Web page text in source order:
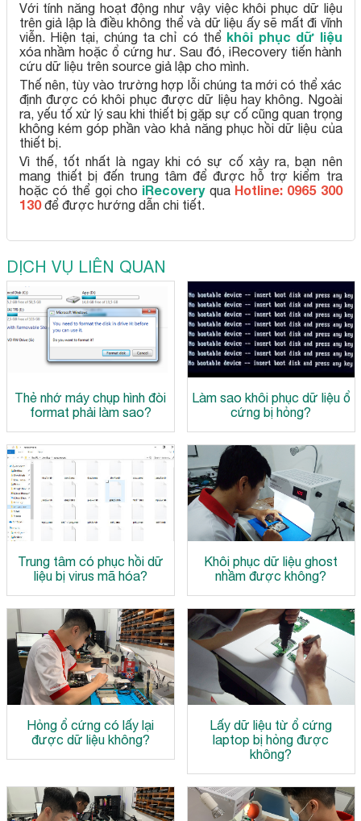
Với tính năng hoạt động như vậy việc khôi phục dữ liệu
trên giả lập là điều không thể và dữ liệu ấy sẽ mất đi vĩnh
viễn. Hiện tại, chúng ta chỉ có thể khôi phục dữ liệu
xóa nhầm hoặc ổ cứng hư. Sau đó, iRecovery tiến hành
cứu dữ liệu trên source giả lập cho mình.
Thế nên, tùy vào trường hợp lỗi chúng ta mới có thể xác
định được có khôi phục được dữ liệu hay không. Ngoài
ra, yếu tố xử lý sau khi thiết bị gặp sự cố cũng quan trọng
không kém góp phần vào khả năng phục hồi dữ liệu của
thiết bị.
Vì thế, tốt nhất là ngay khi có sự cố xảy ra, bạn nên
mang thiết bị đến trung tâm để được hỗ trợ kiểm tra
hoặc có thể gọi cho iRecovery qua Hotline: 0965 300
130để được hướng dẫn chi tiết.
DỊCH VỤ LIÊN QUAN
Thẻ nhớ máy chụp hình đòi
format phải làm sao?
Làm sao khôi phục dữ liệu ổ
cứng bị hỏng?
Trung tâm có phục hồi dữ
liệu bị virus mã hóa?
Khôi phục dữ liệu ghost
nhầm được không?
Hỏng ổ cứng có lấy lại
được dữ liệu không?
Lấy dữ liệu từ ổ cứng
laptop bị hỏng được
không?